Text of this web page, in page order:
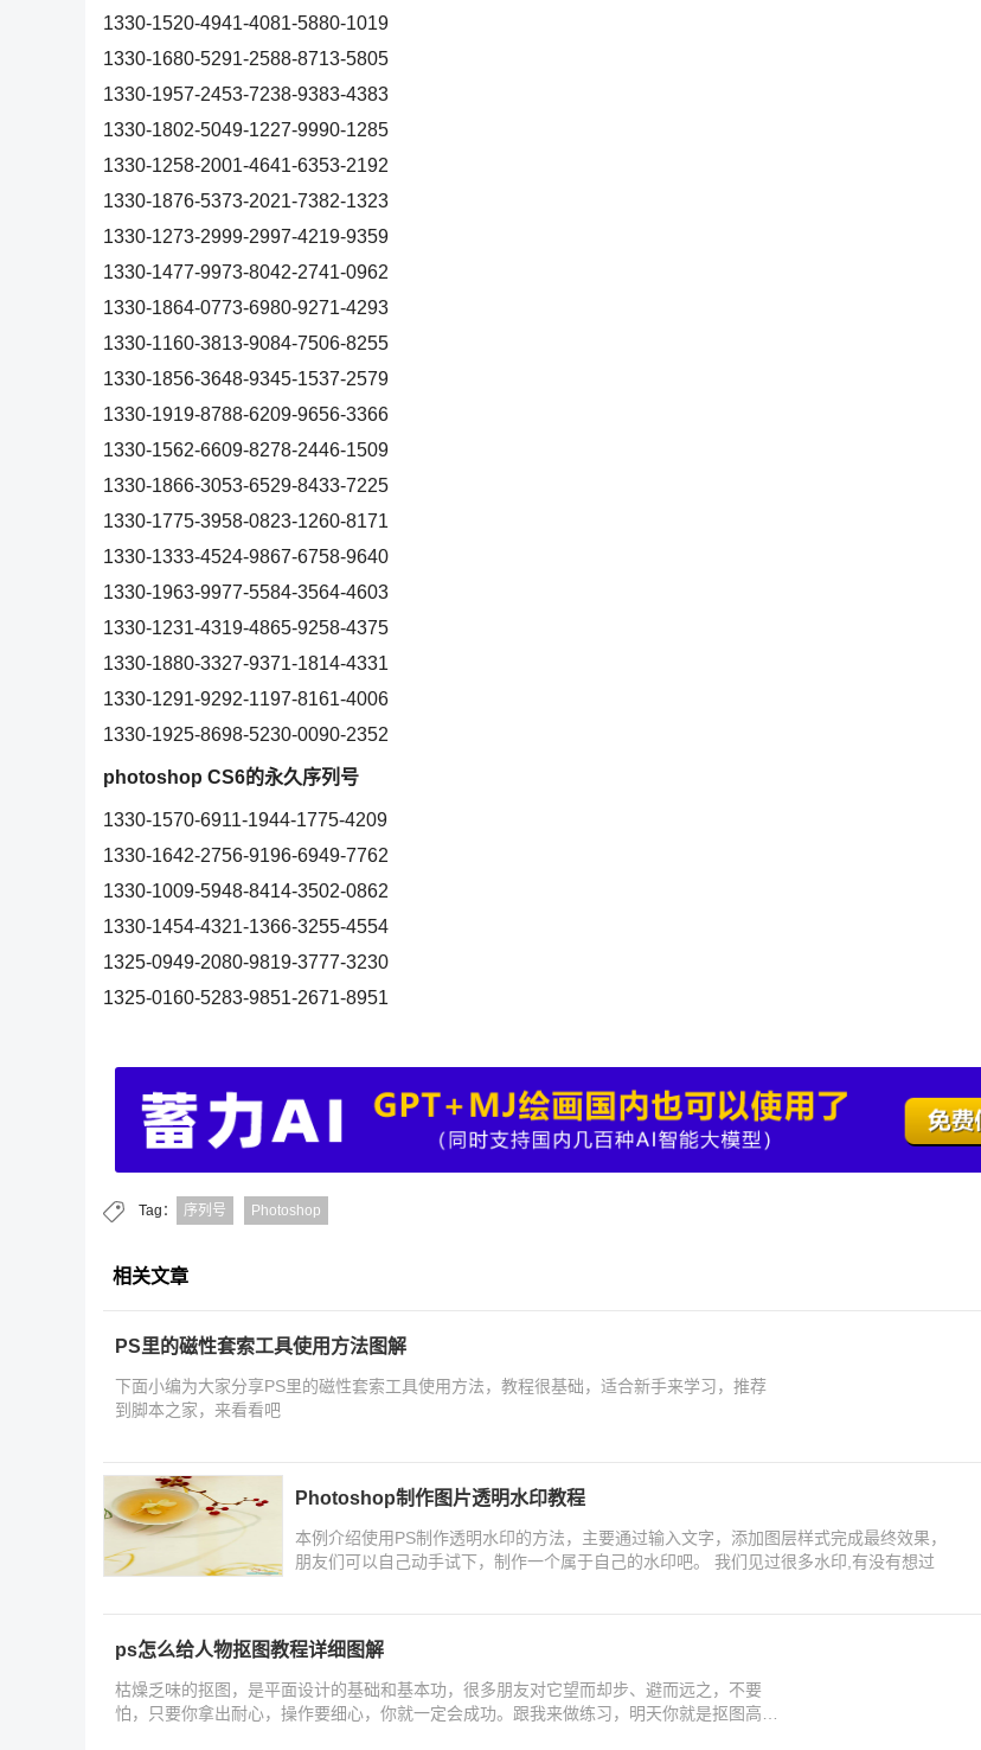
1330-1520-4941-4081-5880-1019
1330-1680-5291-2588-8713-5805
1330-1957-2453-7238-9383-4383
1330-1802-5049-1227-9990-1285
1330-1258-2001-4641-6353-2192
1330-1876-5373-2021-7382-1323
1330-1273-2999-2997-4219-9359
1330-1477-9973-8042-2741-0962
1330-1864-0773-6980-9271-4293
1330-1160-3813-9084-7506-8255
1330-1856-3648-9345-1537-2579
1330-1919-8788-6209-9656-3366
1330-1562-6609-8278-2446-1509
1330-1866-3053-6529-8433-7225
1330-1775-3958-0823-1260-8171
1330-1333-4524-9867-6758-9640
1330-1963-9977-5584-3564-4603
1330-1231-4319-4865-9258-4375
1330-1880-3327-9371-1814-4331
1330-1291-9292-1197-8161-4006
1330-1925-8698-5230-0090-2352
photoshop CS6的永久序列号
1330-1570-6911-1944-1775-4209
1330-1642-2756-9196-6949-7762
1330-1009-5948-8414-3502-0862
1330-1454-4321-1366-3255-4554
1325-0949-2080-9819-3777-3230
1325-0160-5283-9851-2671-8951
Tag： 序列号 Photoshop
相关文章
PS里的磁性套索工具使用方法图解
下面小编为大家分享PS里的磁性套索工具使用方法，教程很基础，适合新手来学习，推荐
到脚本之家，来看看吧
Photoshop制作图片透明水印教程
本例介绍使用PS制作透明水印的方法，主要通过输入文字，添加图层样式完成最终效果，
朋友们可以自己动手试下，制作一个属于自己的水印吧。 我们见过很多水印,有没有想过
ps怎么给人物抠图教程详细图解
枯燥乏味的抠图，是平面设计的基础和基本功，很多朋友对它望而却步、避而远之，不要
怕，只要你拿出耐心，操作要细心，你就一定会成功。跟我来做练习，明天你就是抠图高